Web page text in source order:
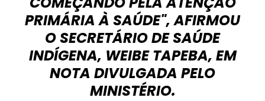
PRIMÁRIA À SAÚDE", AFIRMOU
O SECRETÁRIO DE SAÚDE
INDÍGENA, WEIBE TAPEBA, EM
NOTA DIVULGADA PELO
MINISTÉRIO.